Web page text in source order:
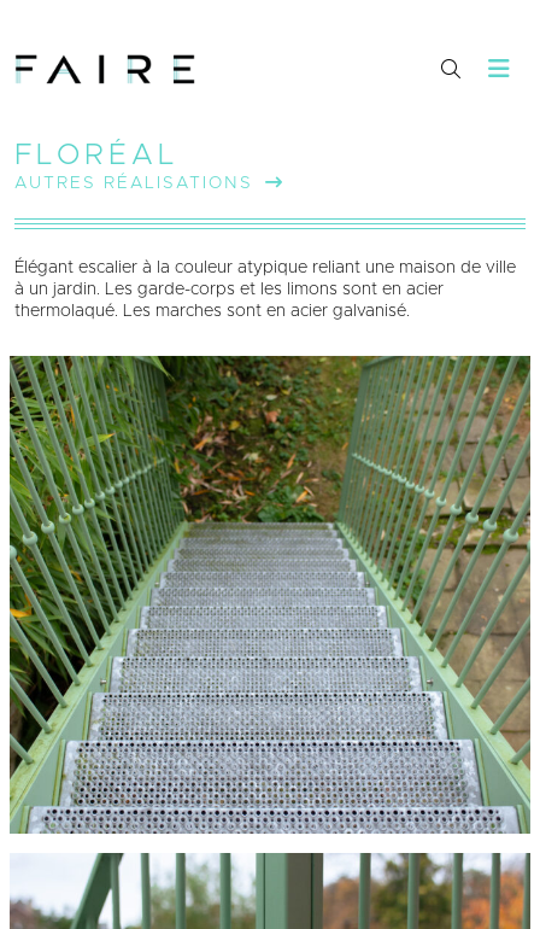
FLORÉAL
AUTRES RÉALISATIONS
Élégant escalier à la couleur atypique reliant une maison de ville
à un jardin. Les garde-corps et les limons sont en acier
thermolaqué. Les marches sont en acier galvanisé.